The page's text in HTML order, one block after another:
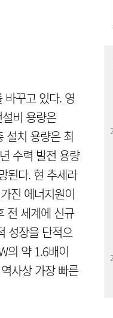
꾸고 있다. 영
비 용량은
설치 용량은 최
수력 발전 용량
된다. 현 추세라
진 에너지원이
전 세계에 신규
성장을 단적으
의 약 1.6배이
사상 가장 빠른